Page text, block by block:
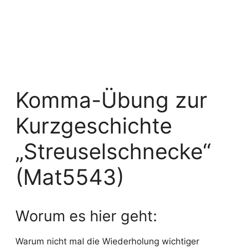
Komma-Übung zur
Kurzgeschichte
„Streuselschnecke“
(Mat5543)
Worum es hier geht:
Warum nicht mal die Wiederholung wichtiger